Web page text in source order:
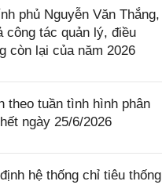
phủ Nguyễn Văn Thắng,
công tác quản lý, điều
còn lại của năm 2026
theo tuần tình hình phân
ngày 25/6/2026
hệ thống chỉ tiêu thống